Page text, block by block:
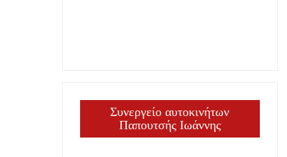
Συνεργείο αυτοκινήτων
Παπουτσής Ιωάννης